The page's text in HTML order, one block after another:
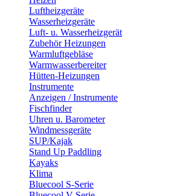
Luftheizgeräte
Wasserheizgeräte
Luft- u. Wasserheizgerät
Zubehör Heizungen
Warmluftgebläse
Warmwasserbereiter
Hütten-Heizungen
Instrumente
Anzeigen / Instrumente
Fischfinder
Uhren u. Barometer
Windmessgeräte
SUP/Kajak
Stand Up Paddling
Kayaks
Klima
Bluecool S-Serie